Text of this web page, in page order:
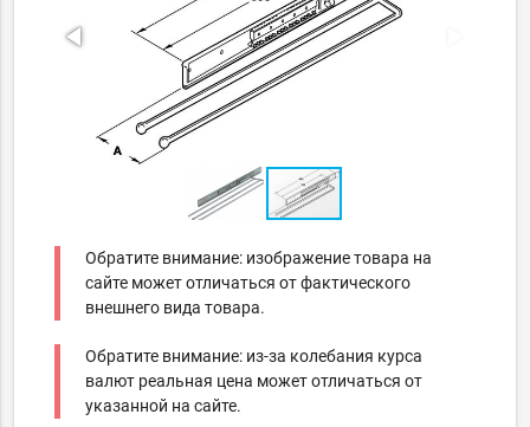
Обратите внимание: изображение товара на
сайте может отличаться от фактического
внешнего вида товара.
Обратите внимание: из-за колебания курса
валют реальная цена может отличаться от
указанной на сайте.